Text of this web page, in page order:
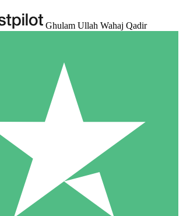
Ghulam Ullah Wahaj Qadir